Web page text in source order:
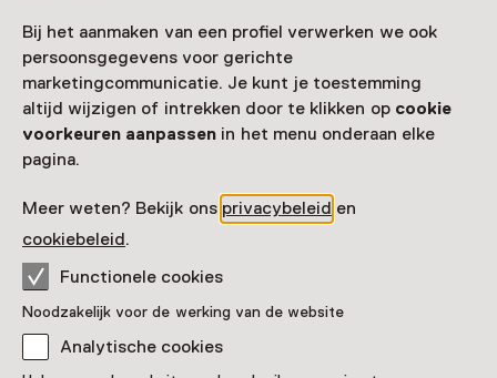
Bij het aanmaken van een profiel verwerken we ook
persoonsgegevens voor gerichte
marketingcommunicatie. Je kunt je toestemming
altijd wijzigen of intrekken door te klikken op cookie
voorkeuren aanpassen in het menu onderaan elke
pagina.
Meer weten? Bekijk ons privacybeleid en
cookiebeleid.
Functionele cookies
Noodzakelijk voor de werking van de website
Analytische cookies
Ik wil restitutie aanvragen
Stichting Museumkaart
De exploitatie van de Museumkaart is ondergebracht in
Stichting Museumkaart, een ongesubsidieerde
de Museumvereniging. De Museumkaart (een initiatief
van de musea zelf) is een samenwerking van ruim 400